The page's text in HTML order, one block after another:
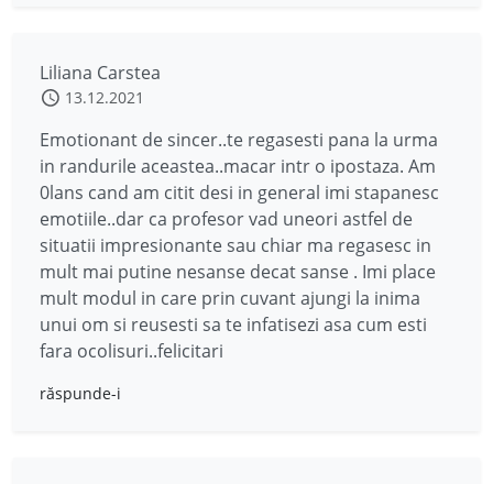
Liliana Carstea
13.12.2021
Emotionant de sincer..te regasesti pana la urma
in randurile aceastea..macar intr o ipostaza. Am
0lans cand am citit desi in general imi stapanesc
emotiile..dar ca profesor vad uneori astfel de
situatii impresionante sau chiar ma regasesc in
mult mai putine nesanse decat sanse . Imi place
mult modul in care prin cuvant ajungi la inima
unui om si reusesti sa te infatisezi asa cum esti
fara ocolisuri..felicitari
răspunde-i